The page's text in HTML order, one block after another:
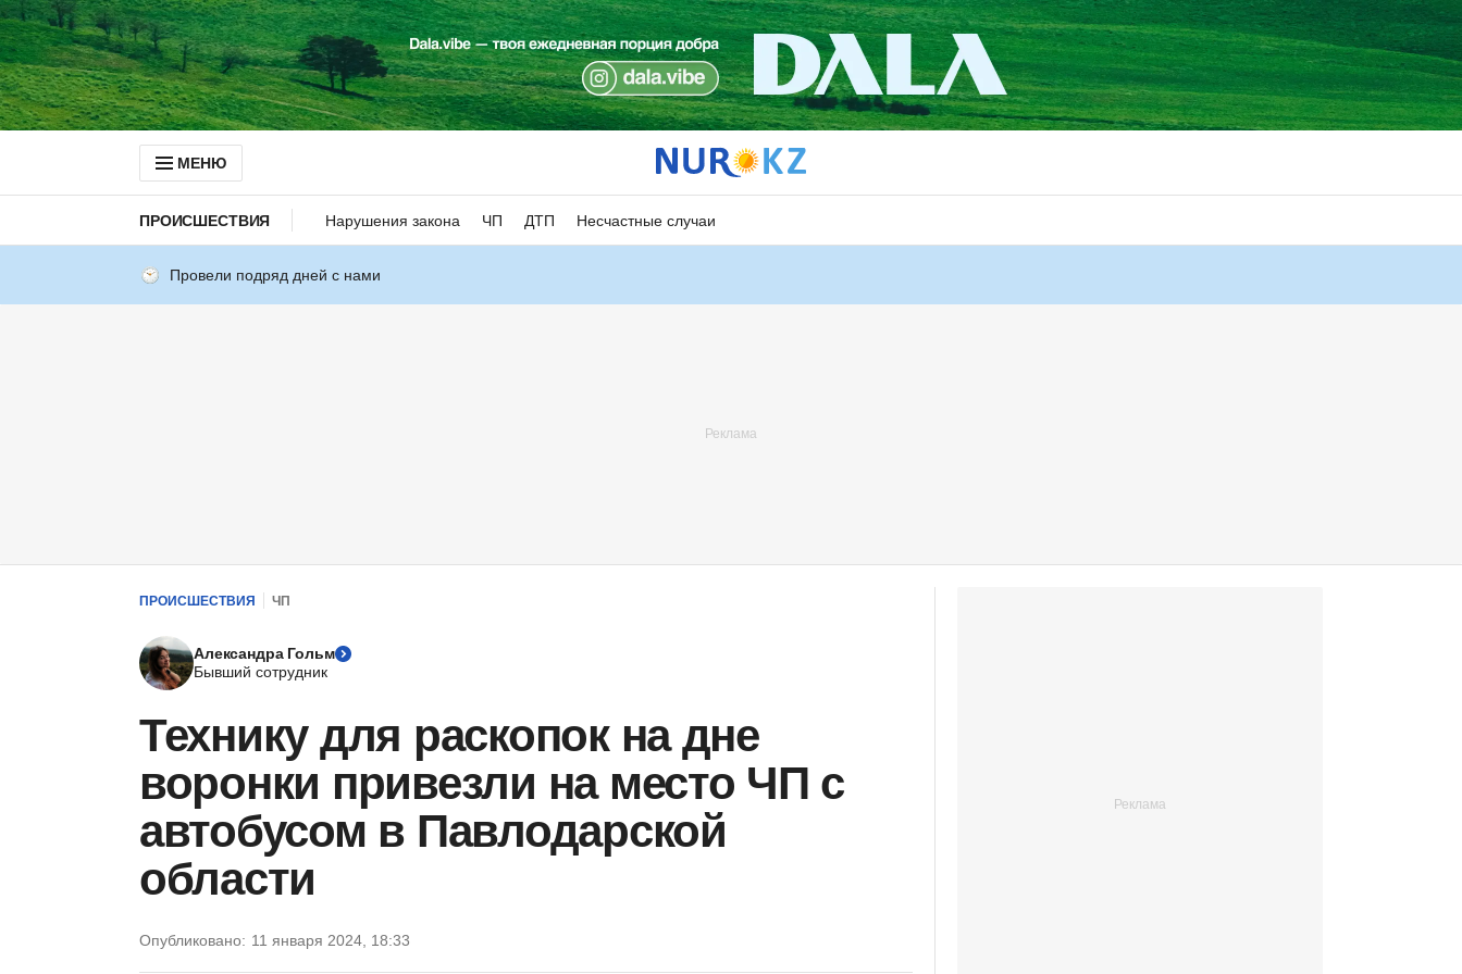
МЕНЮ
ПРОИСШЕСТВИЯ Нарушения закона ЧП ДТП Несчастные случаи
Провели подряд дней с нами
ПРОИСШЕСТВИЯ ЧП
Александра Гольм
Бывший сотрудник
Технику для раскопок на дне
воронки привезли на место ЧП с
автобусом в Павлодарской
области
Опубликовано: 11 января 2024, 18:33